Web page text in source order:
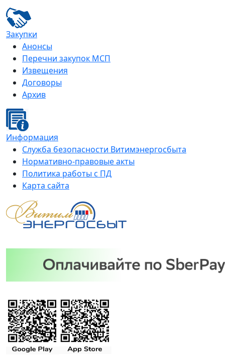
Закупки
Анонсы
Перечни закупок МСП
Извещения
Договоры
Архив
Информация
Служба безопасности Витимэнергосбыта
Нормативно-правовые акты
Политика работы с ПД
Карта сайта